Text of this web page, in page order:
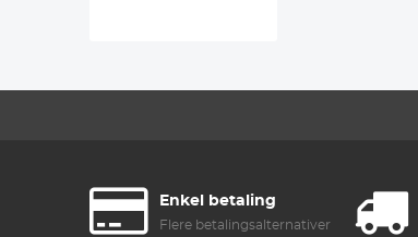
Enkel betaling
Flere betalingsalternativer